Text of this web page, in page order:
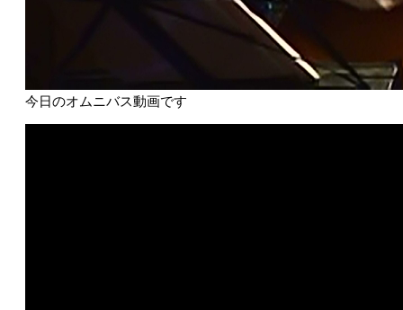
今日のオムニバス動画です